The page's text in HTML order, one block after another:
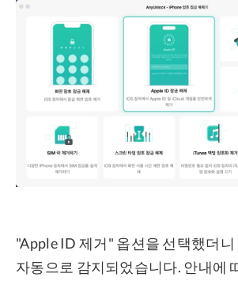
"Apple ID 제거" 옵션을 선택했더니
자동으로 감지되었습니다. 안내에